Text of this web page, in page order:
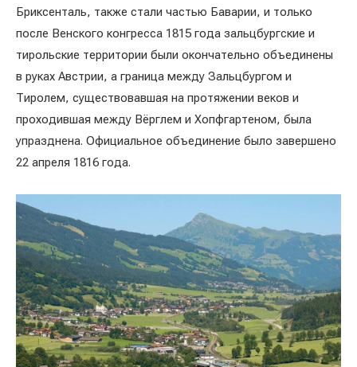
Бриксенталь, также стали частью Баварии, и только
после Венского конгресса 1815 года зальцбургские и
тирольские территории были окончательно объединены
в руках Австрии, а граница между Зальцбургом и
Тиролем, существовавшая на протяжении веков и
проходившая между Вёрглем и Хопфгартеном, была
упразднена. Официальное объединение было завершено
22 апреля 1816 года.